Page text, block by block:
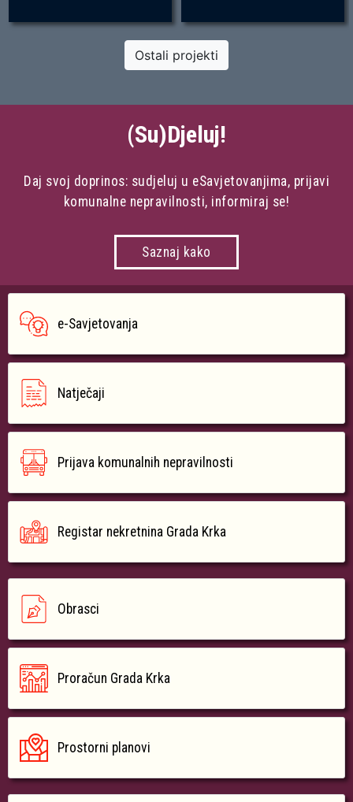
Ostali projekti
(Su)Djeluj!
Daj svoj doprinos: sudjeluj u eSavjetovanjima, prijavi
komunalne nepravilnosti, informiraj se!
Saznaj kako
e-Savjetovanja
Natječaji
Prijava komunalnih nepravilnosti
Registar nekretnina Grada Krka
Obrasci
Proračun Grada Krka
Prostorni planovi